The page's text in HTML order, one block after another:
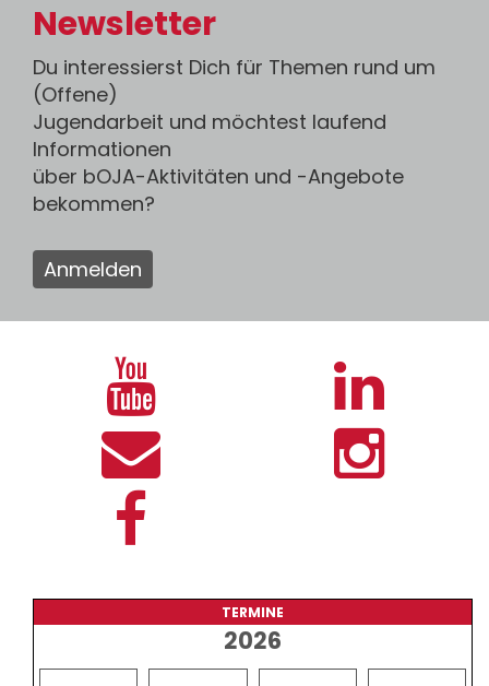
Newsletter
Du interessierst Dich für Themen rund um
(Offene)
Jugendarbeit und möchtest laufend
Informationen
über bOJA-Aktivitäten und -Angebote
bekommen?
Anmelden
TERMINE
2026